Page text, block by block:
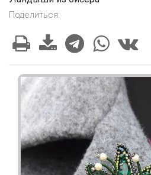
Поделиться: